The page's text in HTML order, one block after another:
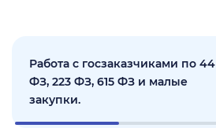
Работа с госзаказчиками по 44
ФЗ, 223 ФЗ, 615 ФЗ и малые
закупки.